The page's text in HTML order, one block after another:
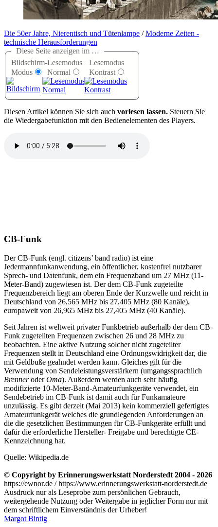
Die 50er Jahre, Nierentisch und Tütenlampe /Moderne Zeiten -
technische Herausforderungen
Diese Seite anzeigen im …
Bildschirm-
Modus
Lesemodus
Normal
Lesemodus
Kontrast
Diesen Artikel können Sie sich auch vorlesen lassen. Steuern Sie
die Wiedergabefunktion mit den Bedienelementen des Players.
CB-Funk
Der CB-Funk (engl. citizens’ band radio) ist eine
Jedermannfunkanwendung, ein öffentlicher, kostenfrei nutzbarer
Sprech- und Datenfunk, dem ein Frequenzband um 27 MHz (11-
Meter-Band) zugewiesen ist. Der dem CB-Funk zugeteilte
Frequenzbereich liegt am oberen Ende der Kurzwelle und reicht in
Deutschland von 26,565 MHz bis 27,405 MHz (80 Kanäle),
europaweit von 26,965 MHz bis 27,405 MHz (40 Kanäle).
Seit Jahren ist weltweit privater Funkbetrieb außerhalb der dem CB-
Funk zugeteilten Frequenzen zwischen 26 und 28 MHz zu
beobachten. Eine aktive Nutzung solcher nicht zugeteilter
Frequenzen stellt in Deutschland eine Ordnungswidrigkeit dar, die
mit Geldbuße geahndet werden kann. Gleiches gilt für die
Verwendung von Sendeleistungsverstärkern (umgangssprachlich
BrenneroderOma). Außerdem werden auch sehr häufig
modifizierte 10-Meter-Band-Amateurfunkgeräte verwendet, ein
Sendebetrieb im CB-Funk ist damit auch für Funkamateure
unzulässig. Es gibt derzeit (Mai 2013) kein kommerziell gefertigtes
Amateurfunkgerät welches die grundlegenden Anforderungen an
die die gesetzlichen Bestimmungen für CB-Funkgeräte erfüllt und
dafür die erforderliche Hersteller- Freigabe und berechtigte CE-
Kennzeichnung hat.
Quelle: Wikipedia.de
© Copyright by Erinnerungswerkstatt Norderstedt 2004 - 2026
https://ewnor.de / https://www.erinnerungswerkstatt-norderstedt.de
Ausdruck nur als Leseprobe zum persönlichen Gebrauch,
weitergehende Nutzung oder Weitergabe in jeglicher Form nur mit
dem schriftlichem Einverständnis der Urheber!
Margot Bintig